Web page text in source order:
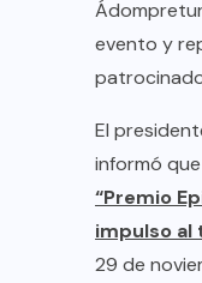
evento y
El
informó
“Premio
impulso al
29 de